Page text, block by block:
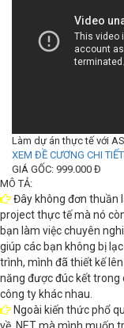
Làm dự án thực tế với
XEM ĐỀ CƯƠNG CHI
GIÁ GỐC: 999.000 Đ
MÔ TẢ:
Đây không đơn thuần
project thực tế mà nó
bạn làm việc chuyên
giúp các bạn không bị
trình, mình đã thiết kế
năng được đúc kết trong
công ty khác nhau.
Ngoài kiến thức phổ